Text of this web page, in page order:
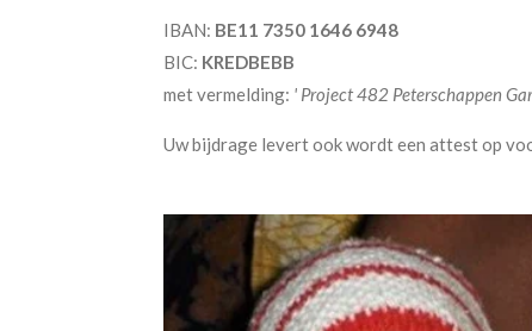
IBAN: BE11 7350 1646 6948
BIC: KREDBEBB
met vermelding: ' Project 482 Peterschappen
Uw bijdrage levert ook wordt een attest op